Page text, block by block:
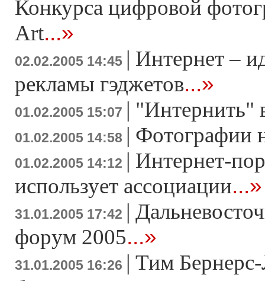
Конкурса цифровой
Art...»
02.02.2005 14:45 | Интернет –
рекламы гэджетов...»
01.02.2005 15:07 | "Интернить"
01.02.2005 14:58 | Фотографии
01.02.2005 14:12 | Интернет-
использует ассоциации...»
31.01.2005 17:42 |
форум 2005...»
31.01.2005 16:26 | Тим